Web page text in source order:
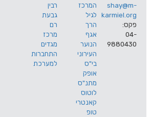
המרכז
לגיל
הרך
אגף
הנוער
רבין
גבעת
רם
מרכז
מגדים
התחברות
למערכת